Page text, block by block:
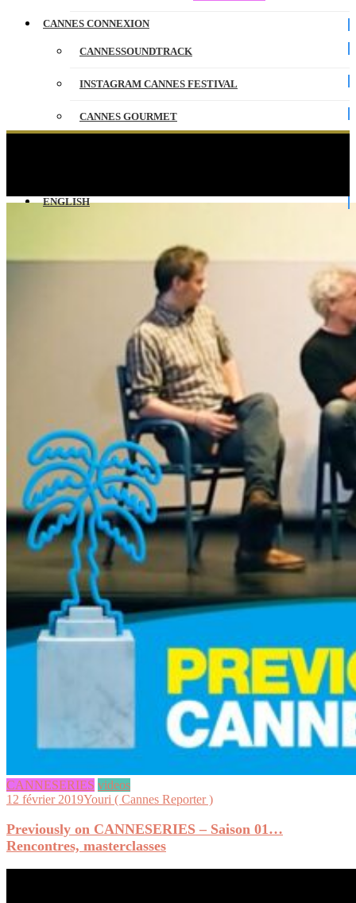
CANNES CONNEXION
CANNESSOUNDTRACK
INSTAGRAM CANNES FESTIVAL
CANNES GOURMET
ENGLISH
CANNESERIES videos
12 février 2019Youri ( Cannes Reporter )
Previously on CANNESERIES – Saison 01…
Rencontres, masterclasses